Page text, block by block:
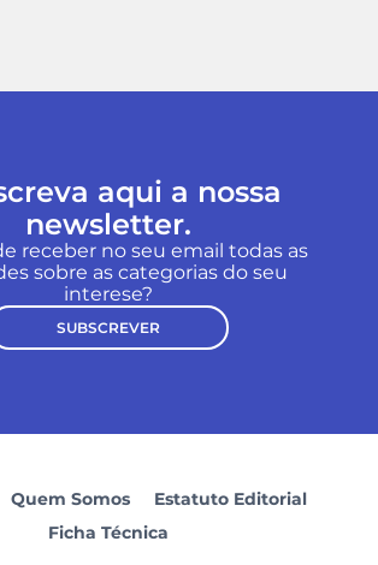
aqui a nossa
newsletter.
receber no seu email todas as
sobre as categorias do seu
interese?
SUBSCREVER
Quem Somos
Estatuto Editorial
Ficha Técnica